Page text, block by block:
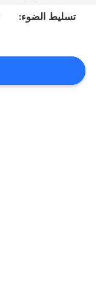
اتصل
أخبار
تسليط الضوء: